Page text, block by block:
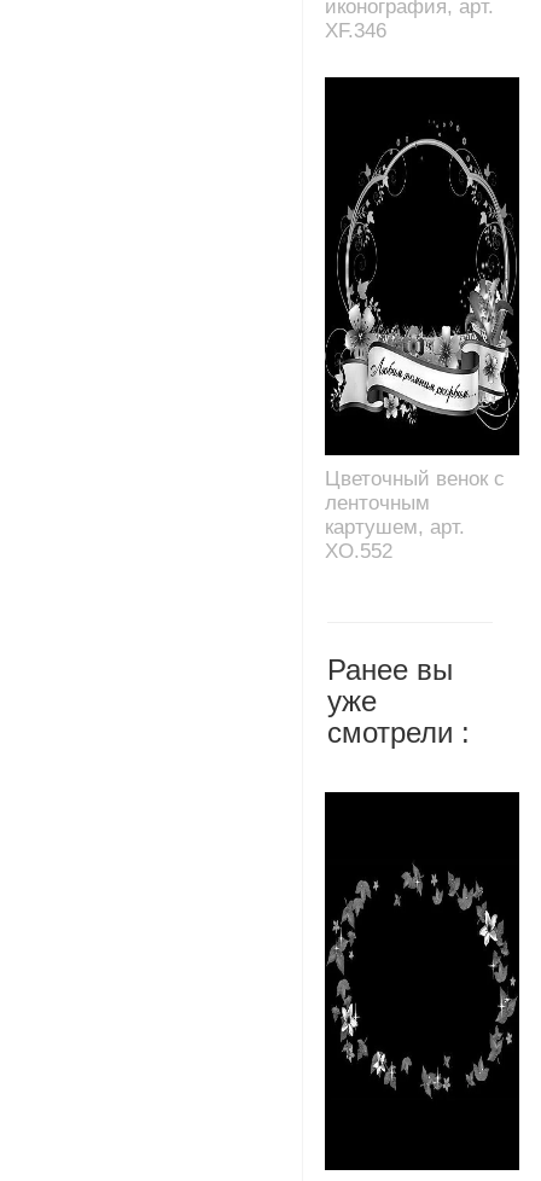
иконография, арт.
XF.346
Цветочный венок с
ленточным
картушем, арт.
XO.552
Ранее вы
уже
смотрели :